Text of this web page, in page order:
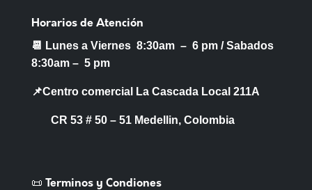
Horarios de Atención
📆 Lunes a Viernes 8:30am – 6 pm /Sabados
8:30am – 5 pm
📌Centro comercial La Cascada Local 211A
CR 53 # 50 – 51 Medellin, Colombia
📜 Terminos y Condiones